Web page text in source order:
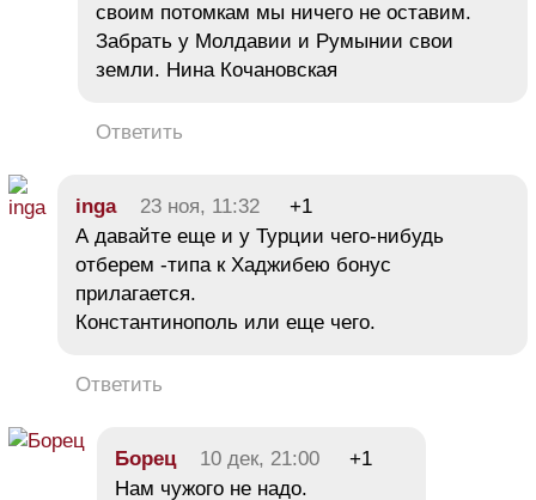
своим потомкам мы ничего не оставим.
Забрать у Молдавии и Румынии свои
земли. Нина Кочановская
Ответить
inga 23 ноя, 11:32
+1
А давайте еще и у Турции чего-нибудь
отберем -типа к Хаджибею бонус
прилагается.
Константинополь или еще чего.
Ответить
Борец 10 дек, 21:00
+1
Нам чужого не надо.